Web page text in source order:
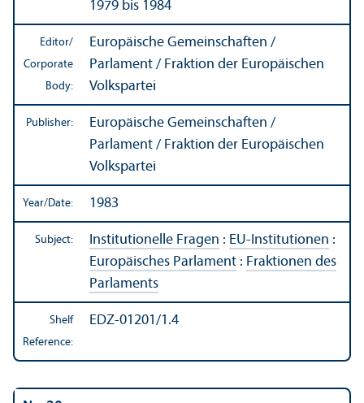
1979 bis 1984
Editor/
Corporate
Body:
Europäische Gemeinschaften /
Parlament / Fraktion der Europäischen
Volkspartei
Publisher:
Europäische Gemeinschaften /
Parlament / Fraktion der Europäischen
Volkspartei
Year/Date: 1983
Subject: Institutionelle Fragen : EU-Institutionen :
Europäisches Parlament : Fraktionen des
Parlaments
Shelf
Reference:
EDZ-01201/1.4